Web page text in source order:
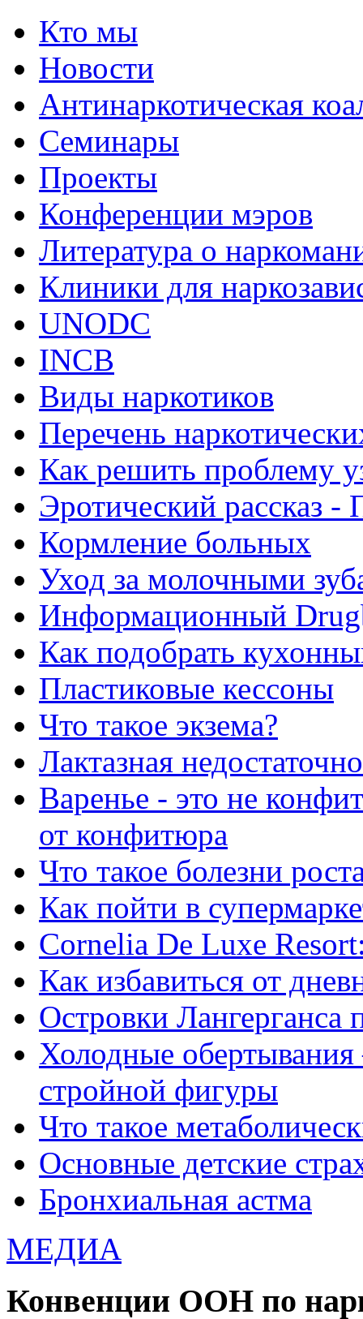
Кто мы
Новости
Антинаркотическая
Семинары
Проекты
Конференции мэров
Литература о
Клиники для
UNODC
INCB
Виды наркотиков
Перечень
Как решить проблему
Эротический рассказ -
Кормление больных
Уход за молочными
Информационный
Как подобрать
Пластиковые кессоны
Что такое экзема?
Лактазная
Варенье - это не
от конфитюра
Что такое болезни
Как пойти в
Сornelia De Luxe
Как избавиться от
Островки
Холодные обертывания
стройной фигуры
Что такое
Основные детские
Бронхиальная астма
МЕДИА
Конвенции ООН по